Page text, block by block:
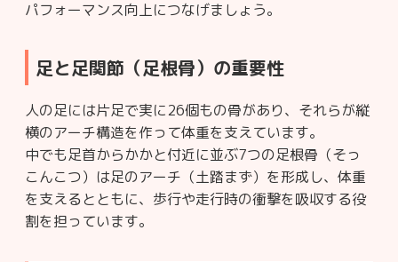
パフォーマンス向上につなげましょう。
足と足関節（足根骨）の重要性
人の足には片足で実に26個もの骨があり、それらが縦
横のアーチ構造を作って体重を支えています。
中でも足首からかかと付近に並ぶ7つの足根骨（そっ
こんこつ）は足のアーチ（土踏まず）を形成し、体重
を支えるとともに、歩行や走行時の衝撃を吸収する役
割を担っています。